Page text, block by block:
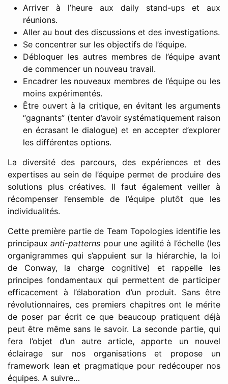
Arriver à l’heure aux daily stand-ups et aux
réunions.
Aller au bout des discussions et des investigations.
Se concentrer sur les objectifs de l’équipe.
Débloquer les autres membres de l’équipe avant
de commencer un nouveau travail.
Encadrer les nouveaux membres de l’équipe ou les
moins expérimentés.
Être ouvert à la critique, en évitant les arguments
“gagnants” (tenter d’avoir systématiquement raison
en écrasant le dialogue) et en accepter d’explorer
les différentes options.
La diversité des parcours, des expériences et des
expertises au sein de l’équipe permet de produire des
solutions plus créatives. Il faut également veiller à
récompenser l’ensemble de l’équipe plutôt que les
individualités.
Cette première partie de Team Topologies identifie les
principauxanti-patterns pour une agilité à l’échelle (les
organigrammes qui s’appuient sur la hiérarchie, la loi
de Conway, la charge cognitive) et rappelle les
principes fondamentaux qui permettent de participer
efficacement à l’élaboration d’un produit. Sans être
révolutionnaires, ces premiers chapitres ont le mérite
de poser par écrit ce que beaucoup pratiquent déjà
peut être même sans le savoir. La seconde partie, qui
fera l’objet d’un autre article, apporte un nouvel
éclairage sur nos organisations et propose un
framework lean et pragmatique pour redécouper nos
équipes. A suivre…